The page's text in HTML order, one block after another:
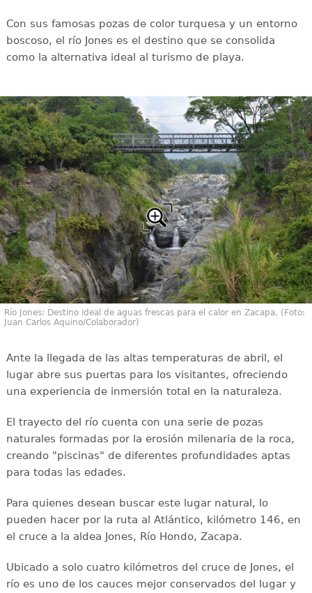
Con sus famosas pozas de color turquesa y un entorno
boscoso, el río Jones es el destino que se consolida
como la alternativa ideal al turismo de playa.
Río Jones: Destino ideal de aguas frescas para el calor en Zacapa. (Foto:
Juan Carlos Aquino/Colaborador)
Ante la llegada de las altas temperaturas de abril, el
lugar abre sus puertas para los visitantes, ofreciendo
una experiencia de inmersión total en la naturaleza.
El trayecto del río cuenta con una serie de pozas
naturales formadas por la erosión milenaria de la roca,
creando "piscinas" de diferentes profundidades aptas
para todas las edades.
Para quienes desean buscar este lugar natural, lo
pueden hacer por la ruta al Atlántico, kilómetro 146, en
el cruce a la aldea Jones, Río Hondo, Zacapa.
Ubicado a solo cuatro kilómetros del cruce de Jones, el
río es uno de los cauces mejor conservados del lugar y